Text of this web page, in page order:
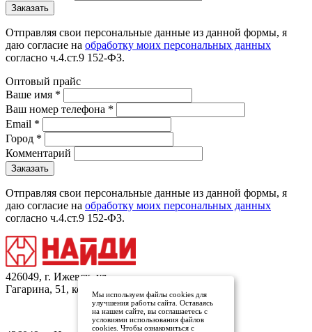
Отправляя свои персональные данные из данной формы, я
даю согласие на обработку моих персональных данных
согласно ч.4.ст.9 152-ФЗ.
Оптовый прайс
Ваше имя *
Ваш номер телефона *
Email *
Город *
Комментарий
Отправляя свои персональные данные из данной формы, я
даю согласие на обработку моих персональных данных
согласно ч.4.ст.9 152-ФЗ.
426049, г. Ижевск, ул.
Гагарина, 51, кор.1
Заказать обратный звонок
Мы используем файлы cookies для
улучшения работы сайта. Оставаясь
на нашем сайте, вы соглашаетесь с
условиями использования файлов
cookies. Чтобы ознакомиться с